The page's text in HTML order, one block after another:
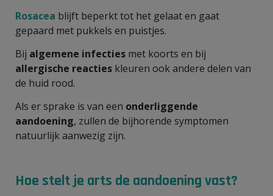
Rosacea blijft beperkt tot het gelaat en gaat
gepaard met pukkels en puistjes.
Bij algemene infecties met koorts en bij
allergische reacties kleuren ook andere delen van
de huid rood.
Als er sprake is van een onderliggende
aandoening, zullen de bijhorende symptomen
natuurlijk aanwezig zijn.
Hoe stelt je arts de aandoening vast?